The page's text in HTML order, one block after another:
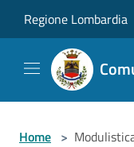
Regione Lombardia
Home >